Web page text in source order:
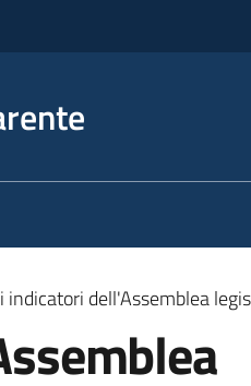
indicatori dell'Assemblea